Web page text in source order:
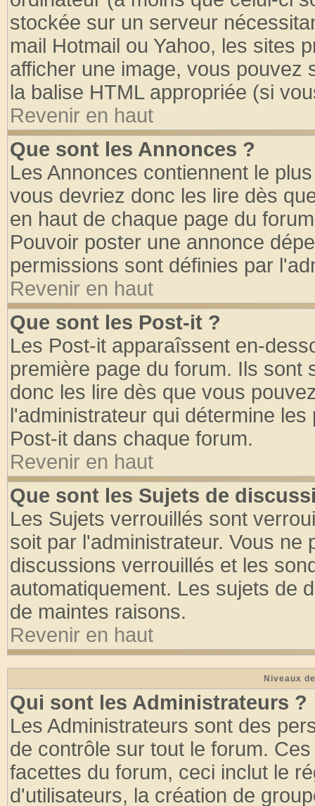
stockée sur un serveur
mail Hotmail ou Yahoo, les sites
afficher une image, vous pouvez
la balise HTML appropriée (si
Revenir en haut
Que sont les Annonces ?
Les Annonces contiennent le
vous devriez donc les lire dès
en haut de chaque page du
Pouvoir poster une annonce
permissions sont définies par
Revenir en haut
Que sont les Post-it ?
Les Post-it apparaîssent en-
première page du forum. Ils
donc les lire dès que vous
l'administrateur qui détermine
Post-it dans chaque forum.
Revenir en haut
Que sont les Sujets de
Les Sujets verrouillés sont
soit par l'administrateur. Vous
discussions verrouillés et les
automatiquement. Les sujets de
de maintes raisons.
Revenir en haut
Niveaux
Qui sont les Administrateurs ?
Les Administrateurs sont des
de contrôle sur tout le forum.
facettes du forum, ceci inclut le
d'utilisateurs, la création de